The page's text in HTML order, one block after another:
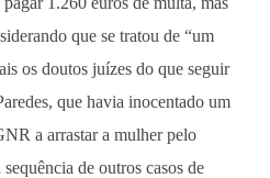
que se tratou de “um
os doutos juízes do que seguir
que havia inocentado um
a arrastar a mulher pelo
de outros casos de